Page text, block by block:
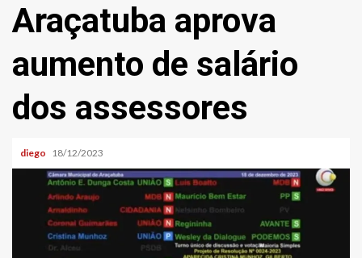
Araçatuba aprova
aumento de salário
dos assessores
diego 18/12/2023